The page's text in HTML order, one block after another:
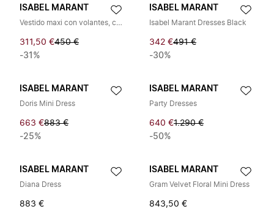
ISABEL MARANT
Vestido maxi con volantes, cuello en V y tirantes finos
311,50 €450 €
-31%
ISABEL MARANT
Isabel Marant Dresses Black
342 €491 €
-30%
ISABEL MARANT
Doris Mini Dress
663 €883 €
-25%
ISABEL MARANT
Party Dresses
640 €1.290 €
-50%
ISABEL MARANT
Diana Dress
883 €
ISABEL MARANT
Gram Velvet Floral Mini Dress
843,50 €